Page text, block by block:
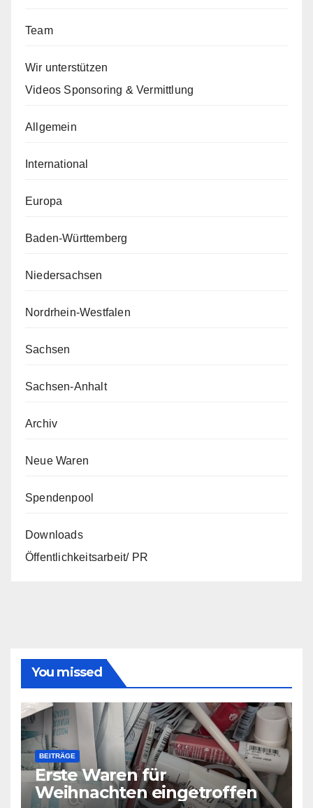
Team
Wir unterstützen
Videos Sponsoring & Vermittlung
Allgemein
International
Europa
Baden-Württemberg
Niedersachsen
Nordrhein-Westfalen
Sachsen
Sachsen-Anhalt
Archiv
Neue Waren
Spendenpool
Downloads
Öffentlichkeitsarbeit/ PR
You missed
BEITRÄGE
Erste Waren für
Weihnachten eingetroffen